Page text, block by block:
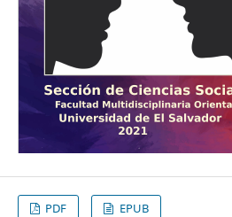
PDF EPUB